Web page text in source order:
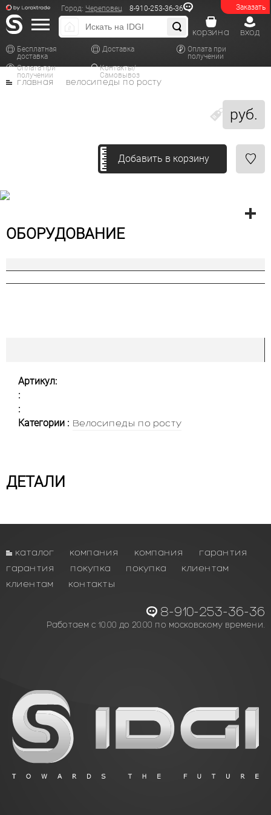
Заказать
Город: Череповец 8-910-253-36-36
Бесплатная
доставка
Доставка
Оплата при
получении
Оплата при
получении
Контакты/
Самовывоз
вход
корзина
руб.
главная велосипеды по росту
Добавить в корзину
ОБОРУДОВАНИЕ
Артикул:
:
:
Категории : Велосипеды по росту
ДЕТАЛИ
каталог компания компания
гарантия
гарантия
покупка покупка
клиентам
клиентам
контакты
8-910-253-36-36
Работаем с 10.00 до 20.00 по московскому времени.